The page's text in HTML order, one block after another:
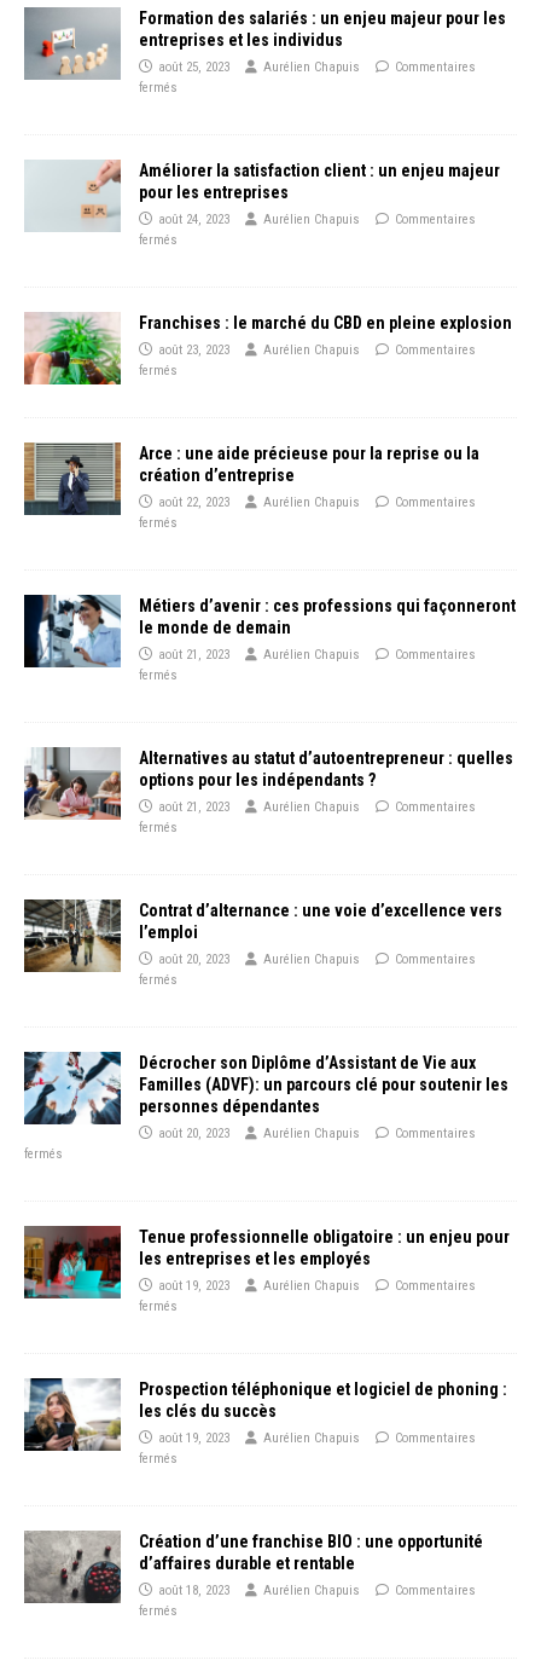
Formation des salariés : un enjeu majeur pour les
entreprises et les individus
août 25, 2023 Aurélien Chapuis
Commentaires
fermés
Améliorer la satisfaction client : un enjeu majeur
pour les entreprises
août 24, 2023 Aurélien Chapuis
Commentaires
fermés
Franchises : le marché du CBD en pleine explosion
août 23, 2023 Aurélien Chapuis
Commentaires
fermés
Arce : une aide précieuse pour la reprise ou la
création d’entreprise
août 22, 2023 Aurélien Chapuis
Commentaires
fermés
Métiers d’avenir : ces professions qui façonneront
le monde de demain
août 21, 2023 Aurélien Chapuis
Commentaires
fermés
Alternatives au statut d’autoentrepreneur : quelles
options pour les indépendants ?
août 21, 2023 Aurélien Chapuis
Commentaires
fermés
Contrat d’alternance : une voie d’excellence vers
l’emploi
août 20, 2023 Aurélien Chapuis
Commentaires
fermés
Décrocher son Diplôme d’Assistant de Vie aux
Familles (ADVF): un parcours clé pour soutenir les
personnes dépendantes
août 20, 2023 Aurélien Chapuis
Commentaires
fermés
Tenue professionnelle obligatoire : un enjeu pour
les entreprises et les employés
août 19, 2023 Aurélien Chapuis
Commentaires
fermés
Prospection téléphonique et logiciel de phoning :
les clés du succès
août 19, 2023 Aurélien Chapuis
Commentaires
fermés
Création d’une franchise BIO : une opportunité
d’affaires durable et rentable
août 18, 2023 Aurélien Chapuis
Commentaires
fermés